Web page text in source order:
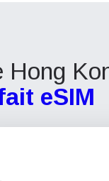
Hong
eSIM